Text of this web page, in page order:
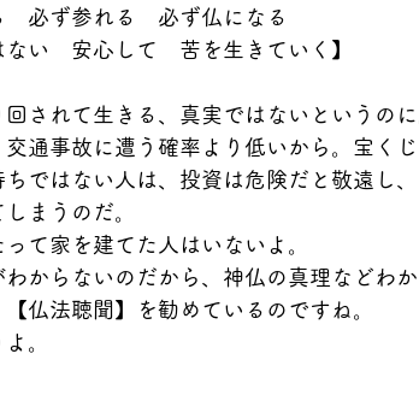
　必ず参れる　必ず仏になる
い　安心して　苦を生きていく】
回されて生きる、真実ではないというの
交通事故に遭う確率より低いから。宝く
ちではない人は、投資は危険だと敬遠し
まうのだ。
て家を建てた人はいないよ。
わからないのだから、神仏の真理などわか
仏法聴聞】を勧めているのですね。
。